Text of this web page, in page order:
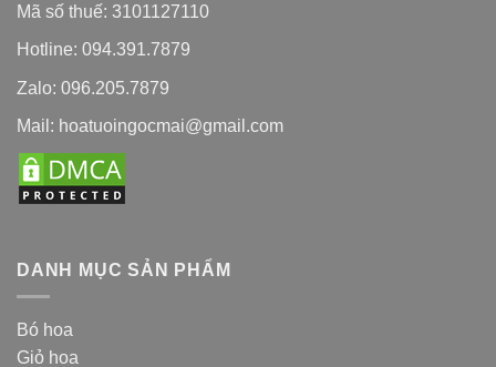
Mã số thuế: 3101127110
Hotline: 094.391.7879
Zalo: 096.205.7879
Mail: hoatuoingocmai@gmail.com
DANH MỤC SẢN PHẨM
Bó hoa
Giỏ hoa